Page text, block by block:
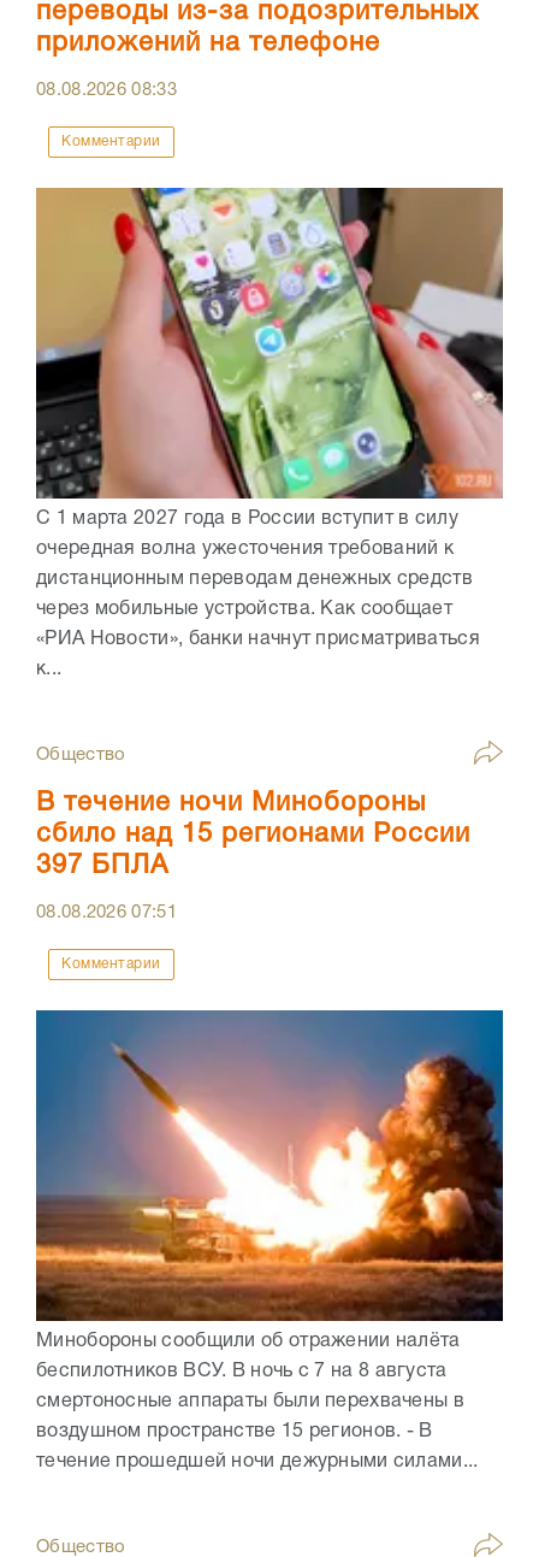
переводы из-за подозрительных
приложений на телефоне
08.08.202608:33
Комментарии
С 1 марта 2027 года в России вступит в силу
очередная волна ужесточения требований к
дистанционным переводам денежных средств
через мобильные устройства. Как сообщает
«РИА Новости», банки начнут присматриваться
к...
Общество
В течение ночи Минобороны
сбило над 15 регионами России
397 БПЛА
08.08.202607:51
Комментарии
Минобороны сообщили об отражении налёта
беспилотников ВСУ. В ночь с 7 на 8 августа
смертоносные аппараты были перехвачены в
воздушном пространстве 15 регионов. - В
течение прошедшей ночи дежурными силами...
Общество